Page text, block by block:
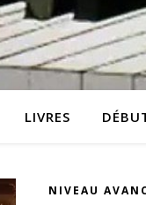
LIVRES
NIVEAU